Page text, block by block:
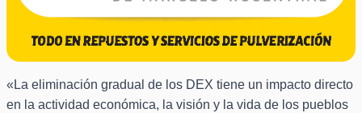
«La eliminación gradual de los DEX tiene un impacto directo
en la actividad económica, la visión y la vida de los pueblos